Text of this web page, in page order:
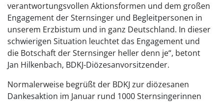
verantwortungsvollen Aktionsformen und dem großen
Engagement der Sternsinger und Begleitpersonen in
unserem Erzbistum und in ganz Deutschland. In dieser
schwierigen Situation leuchtet das Engagement und
die Botschaft der Sternsinger heller denn je“, betont
Jan Hilkenbach, BDKJ-Diözesanvorsitzender.
Normalerweise begrüßt der BDKJ zur diözesanen
Dankesaktion im Januar rund 1000 Sternsingerinnen